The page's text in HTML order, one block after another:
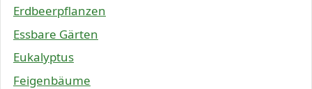
Erdbeerpflanzen
Essbare Gärten
Eukalyptus
Feigenbäume